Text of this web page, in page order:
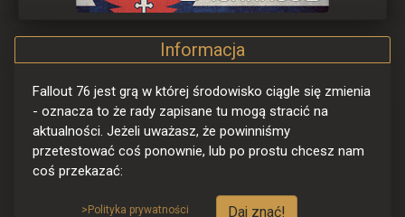
Informacja
Fallout 76 jest grą w której środowisko ciągle się zmienia
- oznacza to że rady zapisane tu mogą stracić na
aktualności. Jeżeli uważasz, że powinniśmy
przetestować coś ponownie, lub po prostu chcesz nam
coś przekazać:
>Polityka prywatności Daj znać!